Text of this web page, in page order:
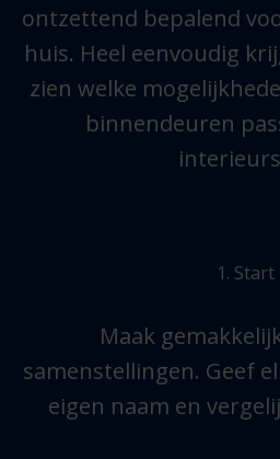
ontzettend bepalend
huis. Heel eenvoudig
zien welke
binnendeuren
1. Start
Maak
samenstellingen. Geef
eigen naam en